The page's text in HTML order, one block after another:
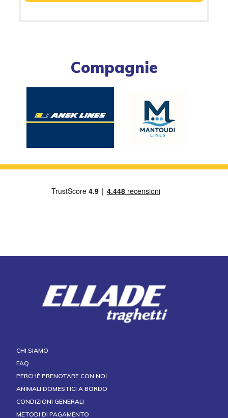
Compagnie
CHI SIAMO
FAQ
PERCHÈ PRENOTARE CON NOI
ANIMALI DOMESTICI A BORDO
CONDIZIONI GENERALI
METODI DI PAGAMENTO